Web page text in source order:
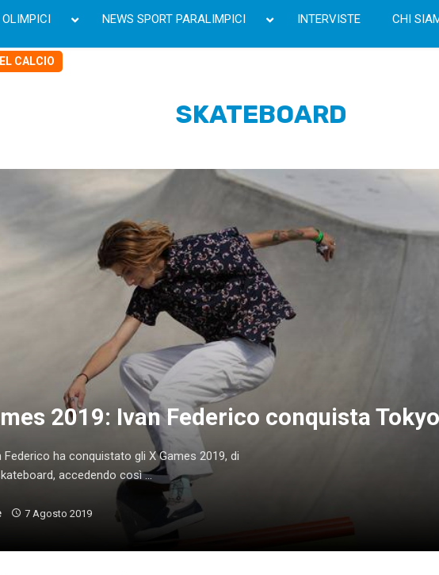
OLIMPICI NEWS SPORT PARALIMPICI INTERVISTE CHI
CALCIO
SKATEBOARD
2019: Ivan Federico conquista
ha conquistato gli X Games 2019, di
accedendo così ...
7 Agosto 2019